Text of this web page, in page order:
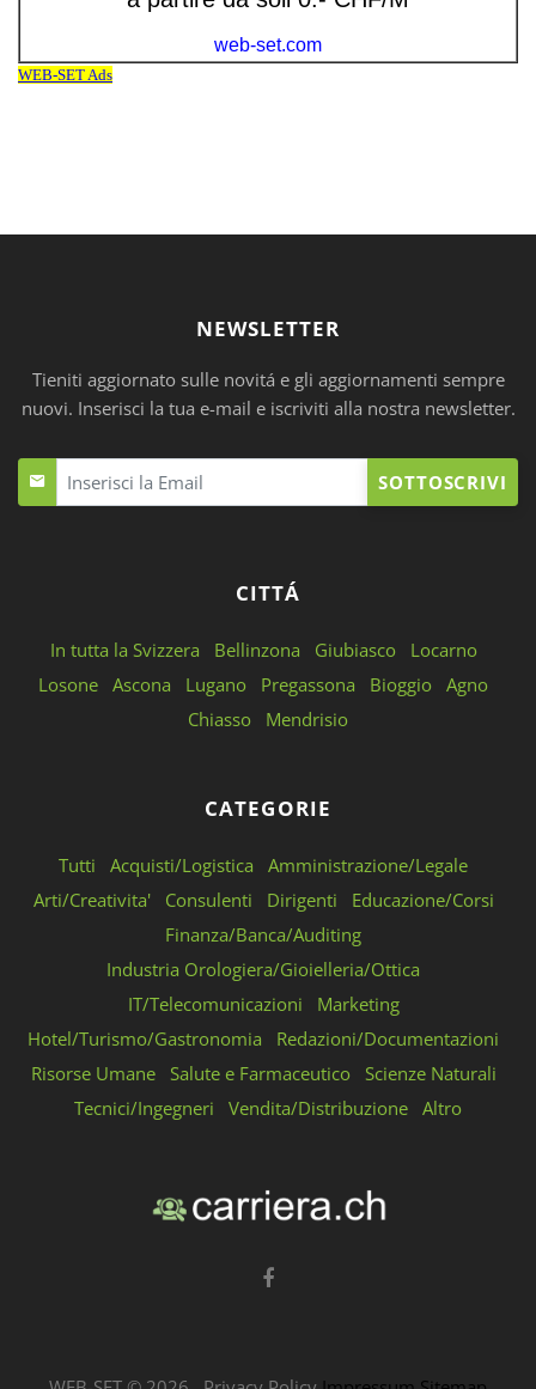
NEWSLETTER
Tieniti aggiornato sulle novitá e gli aggiornamenti sempre
nuovi. Inserisci la tua e-mail e iscriviti alla nostra newsletter.
SOTTOSCRIVI
CITTÁ
In tutta la Svizzera Bellinzona Giubiasco
Locarno
Losone Ascona Lugano Pregassona Bioggio Agno
Chiasso
Mendrisio
CATEGORIE
Tutti Acquisti/Logistica
Amministrazione/Legale
Arti/Creativita'
Consulenti Dirigenti
Educazione/Corsi
Finanza/Banca/Auditing
Industria Orologiera/Gioielleria/Ottica
IT/Telecomunicazioni
Marketing
Hotel/Turismo/Gastronomia
Redazioni/Documentazioni
Risorse Umane
Salute e Farmaceutico
Scienze Naturali
Tecnici/Ingegneri
Vendita/Distribuzione Altro